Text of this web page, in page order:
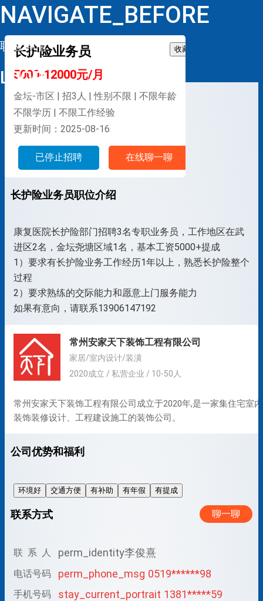
NAVIGATE_BEFORE
职位详情
LOOP
长护险业务员 收藏
5000-12000元/月
金坛-市区 | 招3人 | 性别不限 | 不限年龄
不限学历 | 不限工作经验
更新时间：2025-08-16
已停止招聘 在线聊一聊
长护险业务员职位介绍
康复医院长护险部门招聘3名专职业务员，工作地区在武
进区2名，金坛尧塘区域1名，基本工资5000+提成
1）要求有长护险业务工作经历1年以上，熟悉长护险整个
过程
2）要求熟练的交际能力和愿意上门服务能力
常州安家天下装饰工程有限公司
家居/室内设计/装潢
2020成立 / 私营企业 / 10-50人
常州安家天下装饰工程有限公司成立于2020年,是一家集住宅室内
装饰装修设计、工程建设施工的装饰公司。
公司优势和福利
环境好 交通方便 有补助 有年假 有提成
联系方式 聊一聊
联 系 人 perm_identity李俊熹
电话号码 perm_phone_msg 0519******98
手机号码 stay_current_portrait 1381*****59